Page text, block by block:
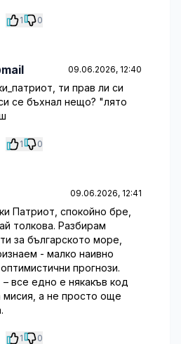
1 0
09.06.2026, 12:40
ти прав ли си
се бъхнал нещо? "лято
1 0
09.06.2026, 12:41
Патриот, спокойно бре,
толкова. Разбирам
за българското море,
- малко наивно
прогнози.
все едно е някакъв код
мисия, а не просто още
1 0